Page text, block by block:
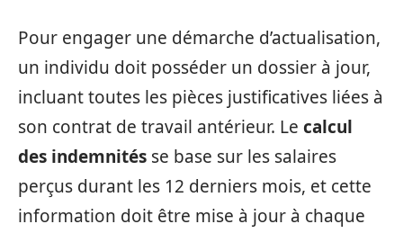
Pour engager une démarche d’actualisation,
un individu doit posséder un dossier à jour,
incluant toutes les pièces justificatives liées à
son contrat de travail antérieur. Le calcul
des indemnités se base sur les salaires
perçus durant les 12 derniers mois, et cette
information doit être mise à jour à chaque